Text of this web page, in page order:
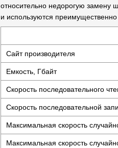
относительно недорогую замену
и используются
Сайт производителя
Емкость, Гбайт
Скорость последовательного
Скорость последовательной
Максимальная скорость
Максимальная скорость